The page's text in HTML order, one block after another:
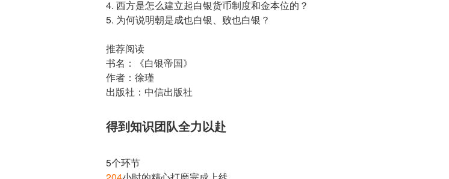
4. 西方是怎么建立起白银货币制度和金本位的？
5. 为何说明朝是成也白银、败也白银？
推荐阅读
书名：《白银帝国》
作者：徐瑾
出版社：中信出版社
得到知识团队全力以赴
5个环节